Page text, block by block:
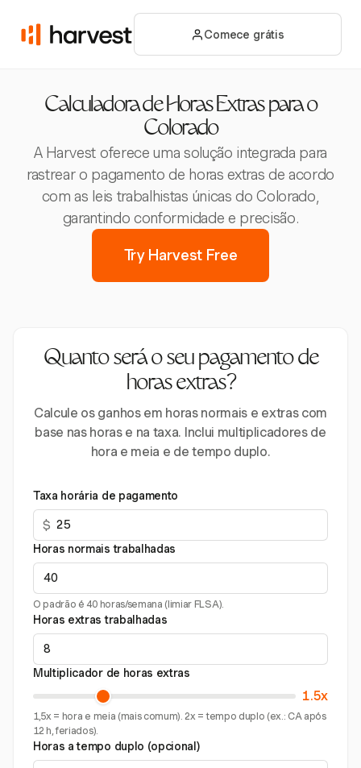
Comece grátis
Calculadora de Horas Extras para o
Colorado
A Harvest oferece uma solução integrada para
rastrear o pagamento de horas extras de acordo
com as leis trabalhistas únicas do Colorado,
garantindo conformidade e precisão.
Try Harvest Free
Quanto será o seu pagamento de
horas extras?
Calcule os ganhos em horas normais e extras com
base nas horas e na taxa. Inclui multiplicadores de
hora e meia e de tempo duplo.
Taxa horária de pagamento
$
Horas normais trabalhadas
O padrão é 40 horas/semana (limiar FLSA).
Horas extras trabalhadas
Multiplicador de horas extras
1.5x
1,5x = hora e meia (mais comum). 2x = tempo duplo (ex.: CA após
12 h, feriados).
Horas a tempo duplo (opcional)